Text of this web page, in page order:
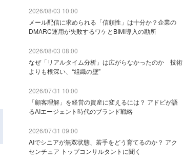
2026/08/03 10:00
メール配信に求められる「信頼性」は十分か？企業の
DMARC運用が失敗するワケとBIMI導入の勘所
2026/08/03 08:00
なぜ「リアルタイム分析」は広がらなかったのか 技術
よりも根深い、“組織の壁”
2026/07/31 10:00
「顧客理解」を経営の資産に変えるには？ アドビが語
るAIエージェント時代のブランド戦略
2026/07/31 09:00
AIでシニアが無双状態、若手をどう育てるのか？ アク
センチュア トップコンサルタントに聞く